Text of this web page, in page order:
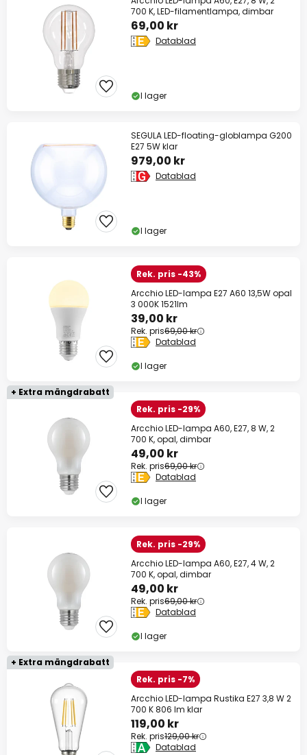
700 K, LED-filamentlampa, dimbar
69,00 kr
Datablad
I lager
SEGULA LED-floating-globlampa G200
E27 5W klar
979,00 kr
Datablad
I lager
Rek. pris -43%
Arcchio LED-lampa E27 A60 13,5W opal
3 000K 1521lm
39,00 kr
Rek. pris69,00 kr
Datablad
I lager
+ Extra mängdrabatt
Rek. pris -29%
Arcchio LED-lampa A60, E27, 8 W, 2
700 K, opal, dimbar
49,00 kr
Rek. pris69,00 kr
Datablad
I lager
Rek. pris -29%
Arcchio LED-lampa A60, E27, 4 W, 2
700 K, opal, dimbar
49,00 kr
Rek. pris69,00 kr
Datablad
I lager
+ Extra mängdrabatt
Rek. pris -7%
Arcchio LED-lampa Rustika E27 3,8 W 2
700 K 806 lm klar
119,00 kr
Rek. pris129,00 kr
Datablad